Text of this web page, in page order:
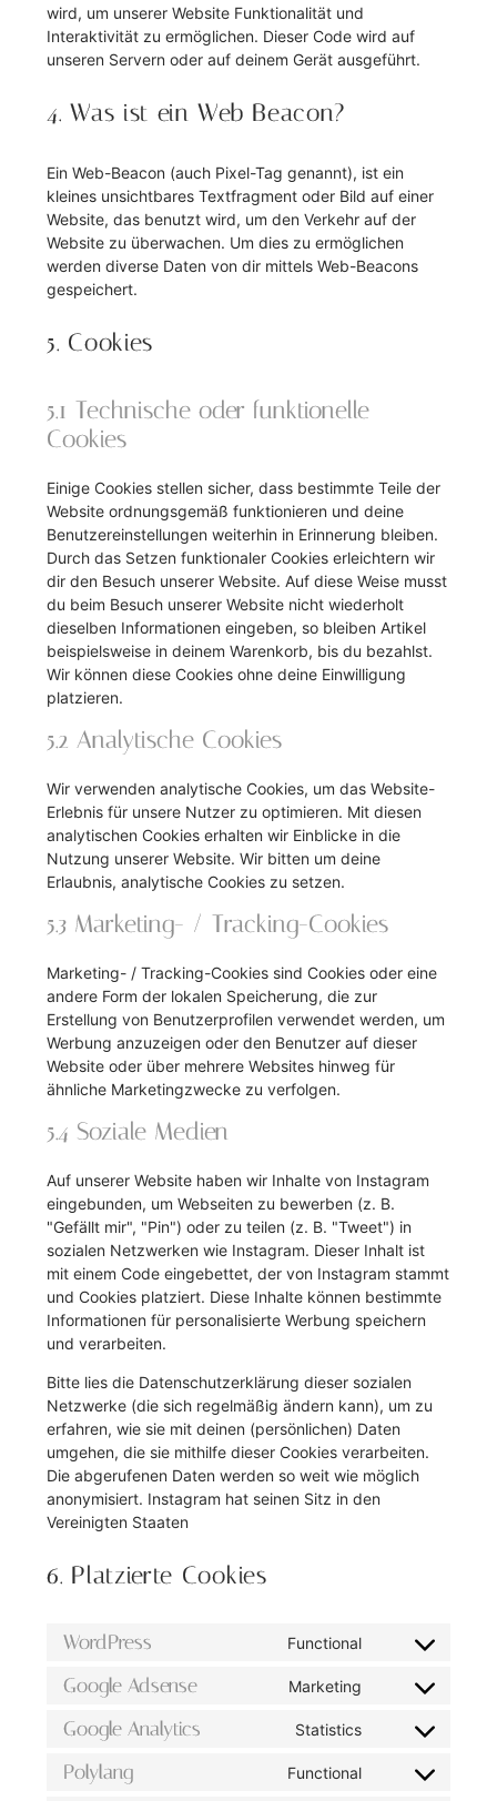
wird, um unserer Website Funktionalität und
Interaktivität zu ermöglichen. Dieser Code wird auf
unseren Servern oder auf deinem Gerät ausgeführt.
4. Was ist ein Web Beacon?
Ein Web-Beacon (auch Pixel-Tag genannt), ist ein
kleines unsichtbares Textfragment oder Bild auf einer
Website, das benutzt wird, um den Verkehr auf der
Website zu überwachen. Um dies zu ermöglichen
werden diverse Daten von dir mittels Web-Beacons
gespeichert.
5. Cookies
5.1 Technische oder funktionelle
Cookies
Einige Cookies stellen sicher, dass bestimmte Teile der
Website ordnungsgemäß funktionieren und deine
Benutzereinstellungen weiterhin in Erinnerung bleiben.
Durch das Setzen funktionaler Cookies erleichtern wir
dir den Besuch unserer Website. Auf diese Weise musst
du beim Besuch unserer Website nicht wiederholt
dieselben Informationen eingeben, so bleiben Artikel
beispielsweise in deinem Warenkorb, bis du bezahlst.
Wir können diese Cookies ohne deine Einwilligung
platzieren.
5.2 Analytische Cookies
Wir verwenden analytische Cookies, um das Website-
Erlebnis für unsere Nutzer zu optimieren. Mit diesen
analytischen Cookies erhalten wir Einblicke in die
Nutzung unserer Website. Wir bitten um deine
Erlaubnis, analytische Cookies zu setzen.
5.3 Marketing- / Tracking-Cookies
Marketing- / Tracking-Cookies sind Cookies oder eine
andere Form der lokalen Speicherung, die zur
Erstellung von Benutzerprofilen verwendet werden, um
Werbung anzuzeigen oder den Benutzer auf dieser
Website oder über mehrere Websites hinweg für
ähnliche Marketingzwecke zu verfolgen.
5.4 Soziale Medien
Auf unserer Website haben wir Inhalte von Instagram
eingebunden, um Webseiten zu bewerben (z. B.
"Gefällt mir", "Pin") oder zu teilen (z. B. "Tweet") in
sozialen Netzwerken wie Instagram. Dieser Inhalt ist
mit einem Code eingebettet, der von Instagram stammt
und Cookies platziert. Diese Inhalte können bestimmte
Informationen für personalisierte Werbung speichern
und verarbeiten.
Bitte lies die Datenschutzerklärung dieser sozialen
Netzwerke (die sich regelmäßig ändern kann), um zu
erfahren, wie sie mit deinen (persönlichen) Daten
umgehen, die sie mithilfe dieser Cookies verarbeiten.
Die abgerufenen Daten werden so weit wie möglich
anonymisiert. Instagram hat seinen Sitz in den
Vereinigten Staaten
6. Platzierte Cookies
WordPress Functional
Google Adsense Marketing
Google Analytics Statistics
Polylang Functional